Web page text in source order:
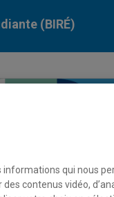
(BIRÉ)
informations qui nous
contenus vidéo,